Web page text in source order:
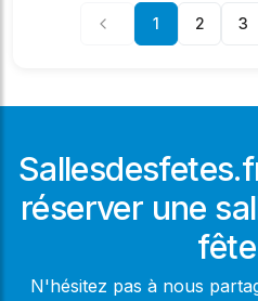
1 2 3
réserver une
N'hésitez pas à nous